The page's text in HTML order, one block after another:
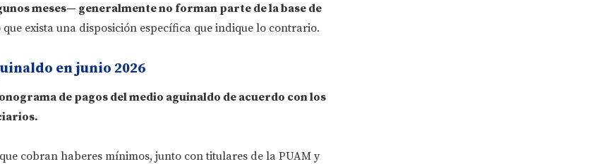
meses— generalmente no forman parte de la base de
que exista una disposición específica que indique lo contrario.
en junio 2026
de pagos del medio aguinaldo de acuerdo con los
cobran haberes mínimos, junto con titulares de la PUAM y